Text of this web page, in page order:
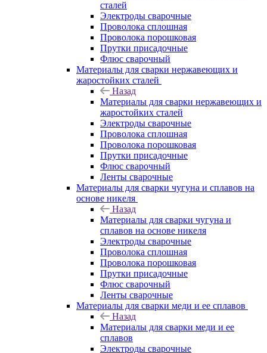
сталей
Электроды сварочные
Проволока сплошная
Проволока порошковая
Прутки присадочные
Флюс сварочный
Материалы для сварки нержавеющих и
жаростойких сталей
Назад
Материалы для сварки нержавеющих и
жаростойких сталей
Электроды сварочные
Проволока сплошная
Проволока порошковая
Прутки присадочные
Флюс сварочный
Ленты сварочные
Материалы для сварки чугуна и сплавов на
основе никеля
Назад
Материалы для сварки чугуна и
сплавов на основе никеля
Электроды сварочные
Проволока сплошная
Проволока порошковая
Прутки присадочные
Флюс сварочный
Ленты сварочные
Материалы для сварки меди и ее сплавов
Назад
Материалы для сварки меди и ее
сплавов
Электроды сварочные